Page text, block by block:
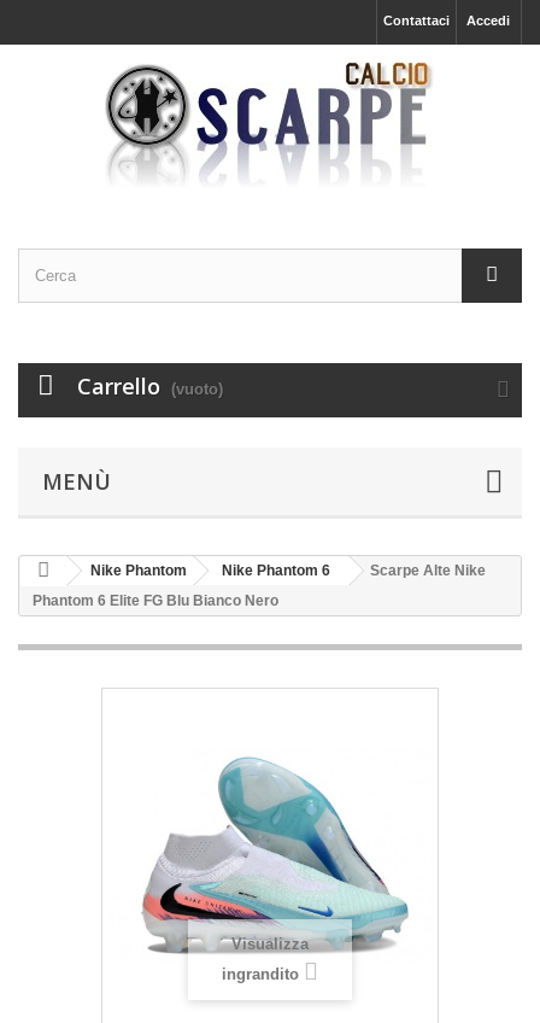
Accedi
Contattaci
Carrello (vuoto)
MENÙ
Nike Phantom Nike Phantom 6
Scarpe Alte Nike
Phantom 6 Elite FG Blu Bianco Nero
Visualizza
ingrandito